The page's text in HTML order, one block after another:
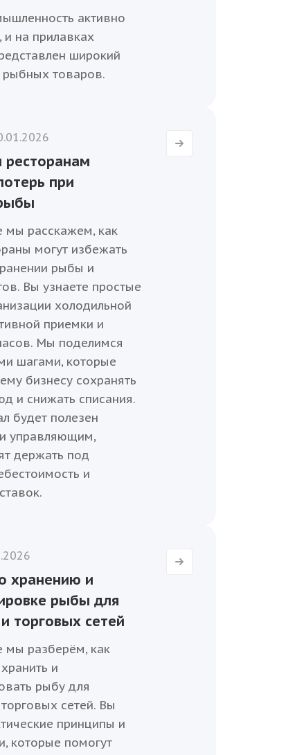
активно
и на прилавках
широкий
рыбных товаров.
ресторанам
при
мы расскажем, как
могут избежать
рыбы и
Вы узнаете простые
холодильной
приемки и
Мы поделимся
шагами, которые
бизнесу сохранять
и снижать списания.
будет полезен
управляющим,
держать под
и
хранению и
рыбы для
торговых сетей
мы разберём, как
и
рыбу для
сетей. Вы
принципы и
которые помогут